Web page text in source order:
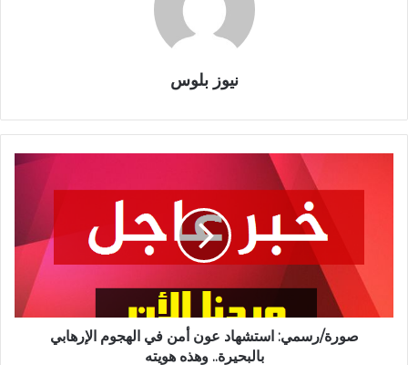
نيوز بلوس
صورة/رسمي: استشهاد عون أمن في الهجوم الإرهابي
بالبحيرة.. وهذه هويته